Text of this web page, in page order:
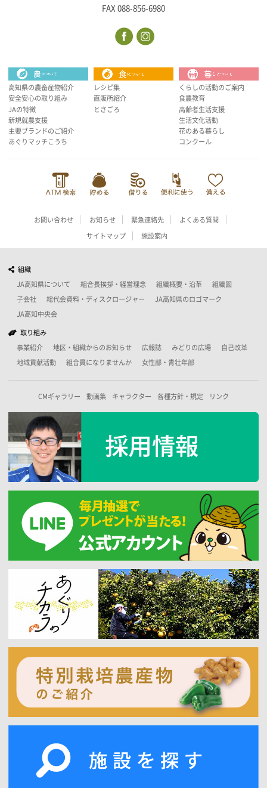
FAX 088-856-6980
高知県の農畜産物紹介
安全安心の取り組み
JAの特徴
新規就農支援
主要ブランドのご紹介
あぐりマッチこうち
レシピ集
直販所紹介
とさごろ
くらしの活動のご案内
食農教育
高齢者生活支援
生活文化活動
花のある暮らし
コンクール
お問い合わせ お知らせ 緊急連絡先 よくある質問
サイトマップ 施設案内
組織
JA高知県について 組合長挨拶・経営理念 組織概要・沿革 組織図
子会社 総代会資料・ディスクロージャー JA高知県のロゴマーク
JA高知中央会
取り組み
事業紹介 地区・組織からのお知らせ 広報誌 みどりの広場 自己改革
地域貢献活動 組合員になりませんか 女性部・青壮年部
CMギャラリー 動画集 キャラクター 各種方針・規定 リンク